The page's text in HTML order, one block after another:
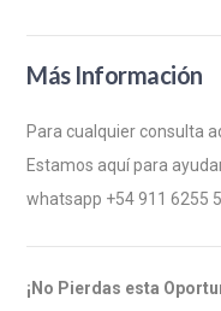
Más Información
Para cualquier consulta
Estamos aquí para
whatsapp +54 911 6255
¡No Pierdas esta